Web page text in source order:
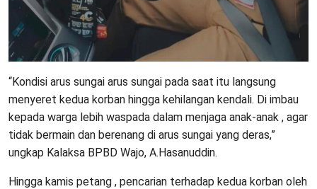
“Kondisi arus sungai arus sungai pada saat itu langsung
menyeret kedua korban hingga kehilangan kendali. Di imbau
kepada warga lebih waspada dalam menjaga anak-anak , agar
tidak bermain dan berenang di arus sungai yang deras,”
ungkap Kalaksa BPBD Wajo, A.Hasanuddin.
Hingga kamis petang , pencarian terhadap kedua korban oleh